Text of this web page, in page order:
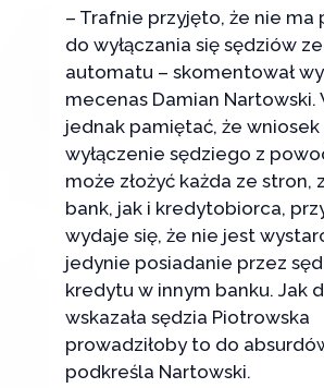
– Trafnie przyjęto, że nie ma
do wyłączania się sędziów
automatu – skomentował
mecenas Damian Nartowski.
jednak pamiętać, że wniosek
wyłączenie sędziego z
może złożyć każda ze stron,
bank, jak i kredytobiorca,
wydaje się, że nie jest
jedynie posiadanie przez
kredytu w innym banku. Jak
wskazała sędzia Piotrowska
prowadziłoby to do
podkreśla Nartowski.